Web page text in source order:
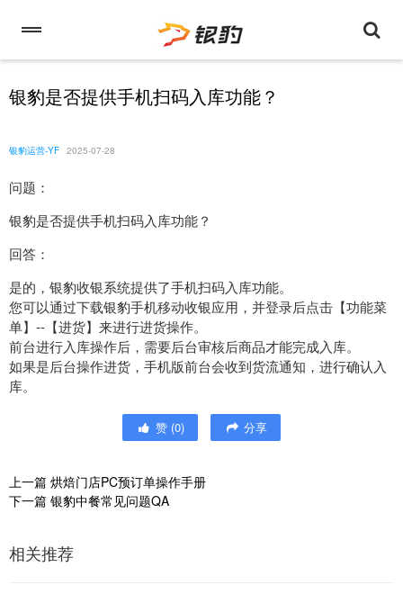
银豹是否提供手机扫码入库功能？
银豹运营-YF 2025-07-28
问题：
银豹是否提供手机扫码入库功能？
回答：
是的，银豹收银系统提供了手机扫码入库功能。
您可以通过下载银豹手机移动收银应用，并登录后点击【功能菜
单】--【进货】来进行进货操作。
前台进行入库操作后，需要后台审核后商品才能完成入库。
如果是后台操作进货，手机版前台会收到货流通知，进行确认入
库。
赞 (0) 分享
上一篇 烘焙门店PC预订单操作手册
下一篇 银豹中餐常见问题QA
相关推荐